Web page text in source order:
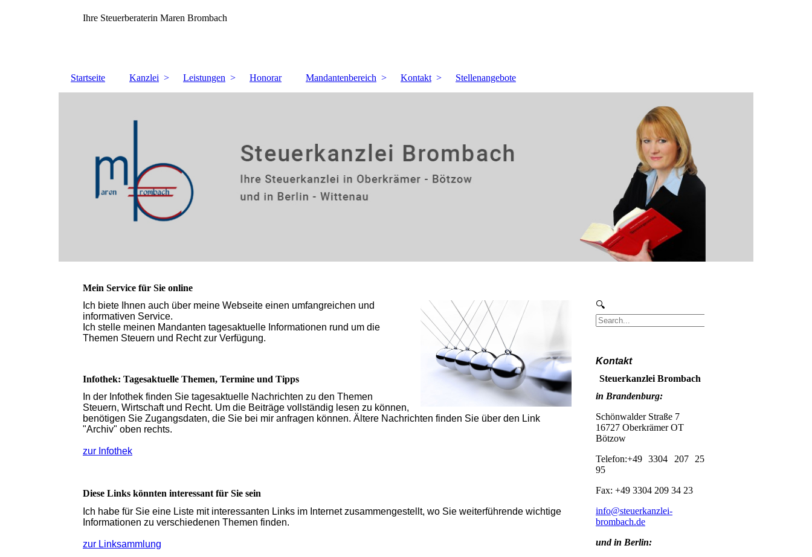
Ihre Steuerberaterin Maren Brombach
Startseite Kanzlei Leistungen Honorar Mandantenbereich Kontakt Stellenangebote
Mein Service für Sie online
Ich biete Ihnen auch über meine Webseite einen umfangreichen und
informativen Service.
Ich stelle meinen Mandanten tagesaktuelle Informationen rund um die
Themen Steuern und Recht zur Verfügung.
Infothek: Tagesaktuelle Themen, Termine und Tipps
In der Infothek finden Sie tagesaktuelle Nachrichten zu den Themen
Steuern, Wirtschaft und Recht. Um die Beiträge vollständig lesen zu können,
benötigen Sie Zugangsdaten, die Sie bei mir anfragen können. Ältere Nachrichten finden Sie über den Link
"Archiv" oben rechts.
zur Infothek
Diese Links könnten interessant für Sie sein
Ich habe für Sie eine Liste mit interessanten Links im Internet zusammengestellt, wo Sie weiterführende wichtige
Informationen zu verschiedenen Themen finden.
zur Linksammlung
Kontakt
Steuerkanzlei Brombach
in Brandenburg:
Schönwalder Straße 7
16727 Oberkrämer OT
Bötzow
Telefon:+49 3304 207 25
95
Fax: +49 3304 209 34 23
info@steuerkanzlei-
brombach.de
und in Berlin: